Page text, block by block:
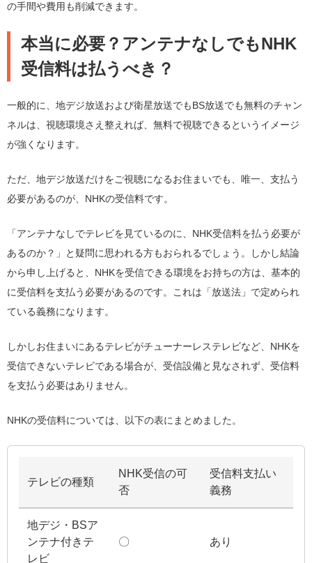
の手間や費用も削減できます。
本当に必要？アンテナなしでもNHK
受信料は払うべき？
一般的に、地デジ放送および衛星放送でもBS放送でも無料のチャン
ネルは、視聴環境さえ整えれば、無料で視聴できるというイメージ
が強くなります。
ただ、地デジ放送だけをご視聴になるお住まいでも、唯一、支払う
必要があるのが、NHKの受信料です。
「アンテナなしでテレビを見ているのに、NHK受信料を払う必要が
あるのか？」と疑問に思われる方もおられるでしょう。しかし結論
から申し上げると、NHKを受信できる環境をお持ちの方は、基本的
に受信料を支払う必要があるのです。これは「放送法」で定められ
ている義務になります。
しかしお住まいにあるテレビがチューナーレステレビなど、NHKを
受信できないテレビである場合が、受信設備と見なされず、受信料
を支払う必要はありません。
NHKの受信料については、以下の表にまとめました。
テレビの種類
NHK受信の可
否
受信料支払い
義務
地デジ・BSア
ンテナ付きテ
レビ
〇 あり